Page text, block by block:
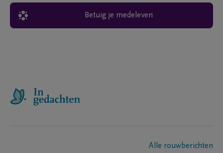
Betuig je medeleven
Alle rouwberichten